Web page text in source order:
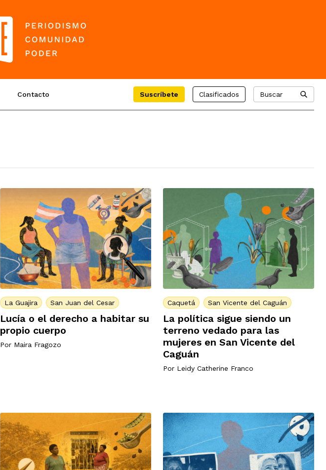
Contacto Suscríbete Clasificados Buscar
La Guajira San Juan del Cesar
Lucía o el derecho a habitar su
propio cuerpo
Por Maira Fragozo
Caquetá San Vicente del Caguán
La política sigue siendo un
terreno vedado para las
mujeres en San Vicente del
Caguán
Por Leidy Catherine Franco